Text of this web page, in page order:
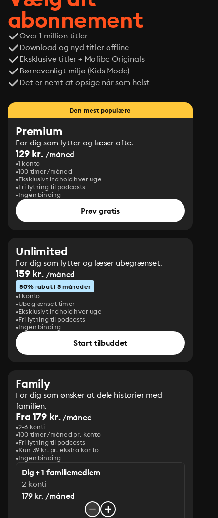
abonnement
Over 1 million titler
Download og nyd titler offline
Eksklusive titler + Mofibo Originals
Børnevenligt miljø (Kids Mode)
Det er nemt at opsige når som helst
Den mest populære
Premium
For dig som lytter og læser ofte.
129 kr. /måned
1 konto
100 timer/måned
Eksklusivt indhold hver uge
Fri lytning til podcasts
Ingen binding
Prøv gratis
Unlimited
For dig som lytter og læser ubegrænset.
159 kr. /måned
50% rabat i 3 måneder
1 konto
Ubegrænset timer
Eksklusivt indhold hver uge
Fri lytning til podcasts
Ingen binding
Start tilbuddet
Family
For dig som ønsker at dele historier med
familien.
Fra 179 kr./måned
2-6 konti
100 timer/måned pr. konto
Fri lytning til podcasts
Kun 39 kr. pr. ekstra konto
Ingen binding
Dig + 1 familiemedlem
2 konti
179 kr. /måned